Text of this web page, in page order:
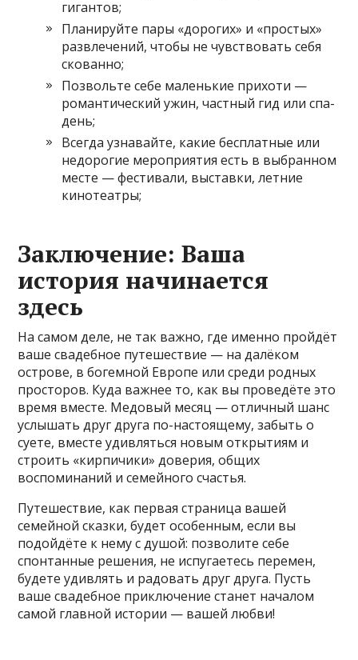
гигантов;
Планируйте пары «дорогих» и «простых»
развлечений, чтобы не чувствовать себя
скованно;
Позвольте себе маленькие прихоти —
романтический ужин, частный гид или спа-
день;
Всегда узнавайте, какие бесплатные или
недорогие мероприятия есть в выбранном
месте — фестивали, выставки, летние
кинотеатры;
Заключение: Ваша
история начинается
здесь
На самом деле, не так важно, где именно пройдёт
ваше свадебное путешествие — на далёком
острове, в богемной Европе или среди родных
просторов. Куда важнее то, как вы проведёте это
время вместе. Медовый месяц — отличный шанс
услышать друг друга по-настоящему, забыть о
суете, вместе удивляться новым открытиям и
строить «кирпичики» доверия, общих
воспоминаний и семейного счастья.
Путешествие, как первая страница вашей
семейной сказки, будет особенным, если вы
подойдёте к нему с душой: позволите себе
спонтанные решения, не испугаетесь перемен,
будете удивлять и радовать друг друга. Пусть
ваше свадебное приключение станет началом
самой главной истории — вашей любви!